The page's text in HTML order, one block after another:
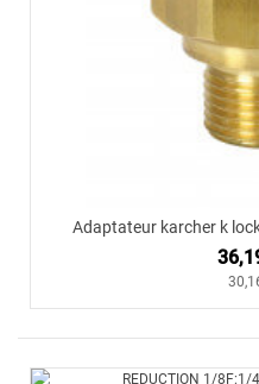
Adaptateur karcher k